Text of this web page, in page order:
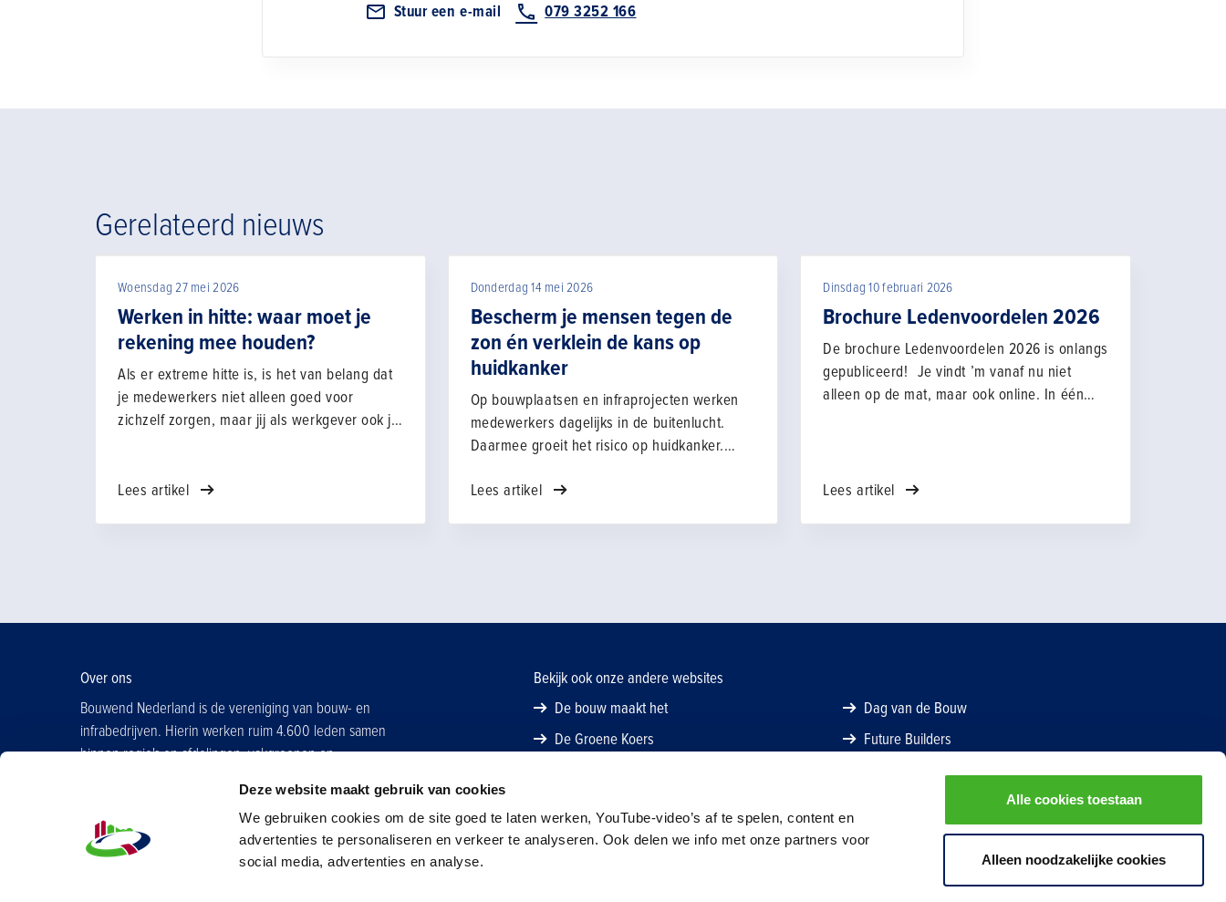
Deze website maakt gebruik van cookies
We gebruiken cookies om de site goed te laten werken, YouTube-video’s af te spelen, content en
advertenties te personaliseren en verkeer te analyseren. Ook delen we info met onze partners voor
social media, advertenties en analyse.
Alle cookies toestaan
Alleen noodzakelijke cookies
Stuur een e-mail
079 3252 166
Gerelateerd nieuws
Woensdag 27 mei 2026
Werken in hitte: waar moet je
rekening mee houden?
Als er extreme hitte is, is het van belang dat
je medewerkers niet alleen goed voor
zichzelf zorgen, maar jij als werkgever ook je
& Infra, maar natuurlijk zijn er ook nog
Lees artikel
Donderdag 14 mei 2026
Bescherm je mensen tegen de
zon én verklein de kans op
huidkanker
Op bouwplaatsen en infraprojecten werken
medewerkers dagelijks in de buitenlucht.
Daarmee groeit het risico op huidkanker.
werkgever écht het verschil maken.
Lees artikel
Dinsdag 10 februari 2026
Brochure Ledenvoordelen 2026
De brochure Ledenvoordelen 2026 is onlangs
gepubliceerd! Je vindt ’m vanaf nu niet
alleen op de mat, maar ook online. In één
Bovendien maak je kennis met de teams van
Lees artikel
Over ons
Bouwend Nederland is de vereniging van bouw- en
infrabedrijven. Hierin werken ruim 4.600 leden samen
binnen regio's en afdelingen, vakgroepen en
Bekijk ook onze andere websites
De bouw maakt het
Dag van de Bouw
De Groene Koers
Future Builders